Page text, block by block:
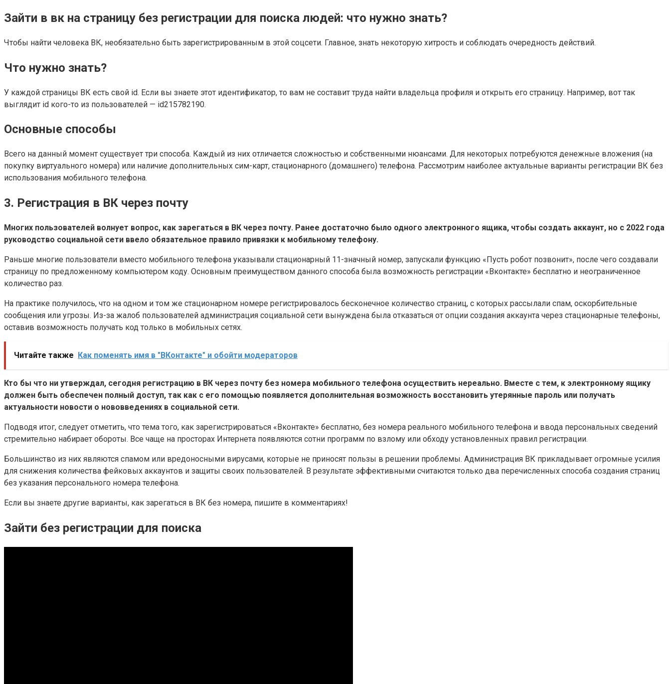
Зайти в вк на страницу без регистрации для поиска людей: что нужно знать?
Чтобы найти человека ВК, необязательно быть зарегистрированным в этой соцсети. Главное, знать некоторую хитрость и соблюдать очередность действий.
Что нужно знать?
У каждой страницы ВК есть свой id. Если вы знаете этот идентификатор, то вам не составит труда найти владельца профиля и открыть его страницу. Например, вот так
выглядит id кого-то из пользователей — id215782190.
Основные способы
Всего на данный момент существует три способа. Каждый из них отличается сложностью и собственными нюансами. Для некоторых потребуются денежные вложения (на
покупку виртуального номера) или наличие дополнительных сим-карт, стационарного (домашнего) телефона. Рассмотрим наиболее актуальные варианты регистрации ВК без
использования мобильного телефона.
3. Регистрация в ВК через почту
Многих пользователей волнует вопрос, как зарегаться в ВК через почту. Ранее достаточно было одного электронного ящика, чтобы создать аккаунт, но с 2022 года
руководство социальной сети ввело обязательное правило привязки к мобильному телефону.
Раньше многие пользователи вместо мобильного телефона указывали стационарный 11-значный номер, запускали функцию «Пусть робот позвонит», после чего создавали
страницу по предложенному компьютером коду. Основным преимуществом данного способа была возможность регистрации «Вконтакте» бесплатно и неограниченное
количество раз.
На практике получилось, что на одном и том же стационарном номере регистрировалось бесконечное количество страниц, с которых рассылали спам, оскорбительные
сообщения или угрозы. Из-за жалоб пользователей администрация социальной сети вынуждена была отказаться от опции создания аккаунта через стационарные телефоны,
оставив возможность получать код только в мобильных сетях.
Читайте также Как поменять имя в "ВКонтакте" и обойти модераторов
Кто бы что ни утверждал, сегодня регистрацию в ВК через почту без номера мобильного телефона осуществить нереально. Вместе с тем, к электронному ящику
должен быть обеспечен полный доступ, так как с его помощью появляется дополнительная возможность восстановить утерянные пароль или получать
актуальности новости о нововведениях в социальной сети.
Подводя итог, следует отметить, что тема того, как зарегистрироваться «Вконтакте» бесплатно, без номера реального мобильного телефона и ввода персональных сведений
стремительно набирает обороты. Все чаще на просторах Интернета появляются сотни программ по взлому или обходу установленных правил регистрации.
Большинство из них являются спамом или вредоносными вирусами, которые не приносят пользы в решении проблемы. Администрация ВК прикладывает огромные усилия
для снижения количества фейковых аккаунтов и защиты своих пользователей. В результате эффективными считаются только два перечисленных способа создания страниц
без указания персонального номера телефона.
Если вы знаете другие варианты, как зарегаться в ВК без номера, пишите в комментариях!
Зайти без регистрации для поиска